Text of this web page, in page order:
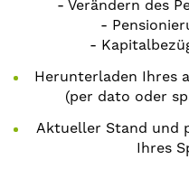
- Verändern des
-
-
Herunterladen Ihres
(per dato oder
Aktueller Stand und
Ihres